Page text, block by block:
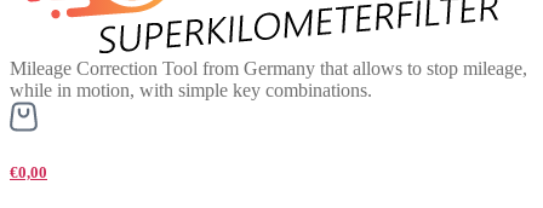
Mileage Correction Tool from Germany that allows to stop mileage,
while in motion, with simple key combinations.
€0,00